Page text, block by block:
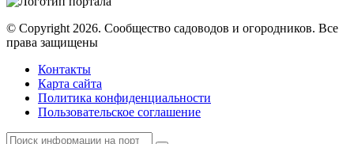
© Copyright 2026. Cообщество садоводов и огородников. Все
права защищены
Контакты
Карта сайта
Политика конфиденциальности
Пользовательское соглашение